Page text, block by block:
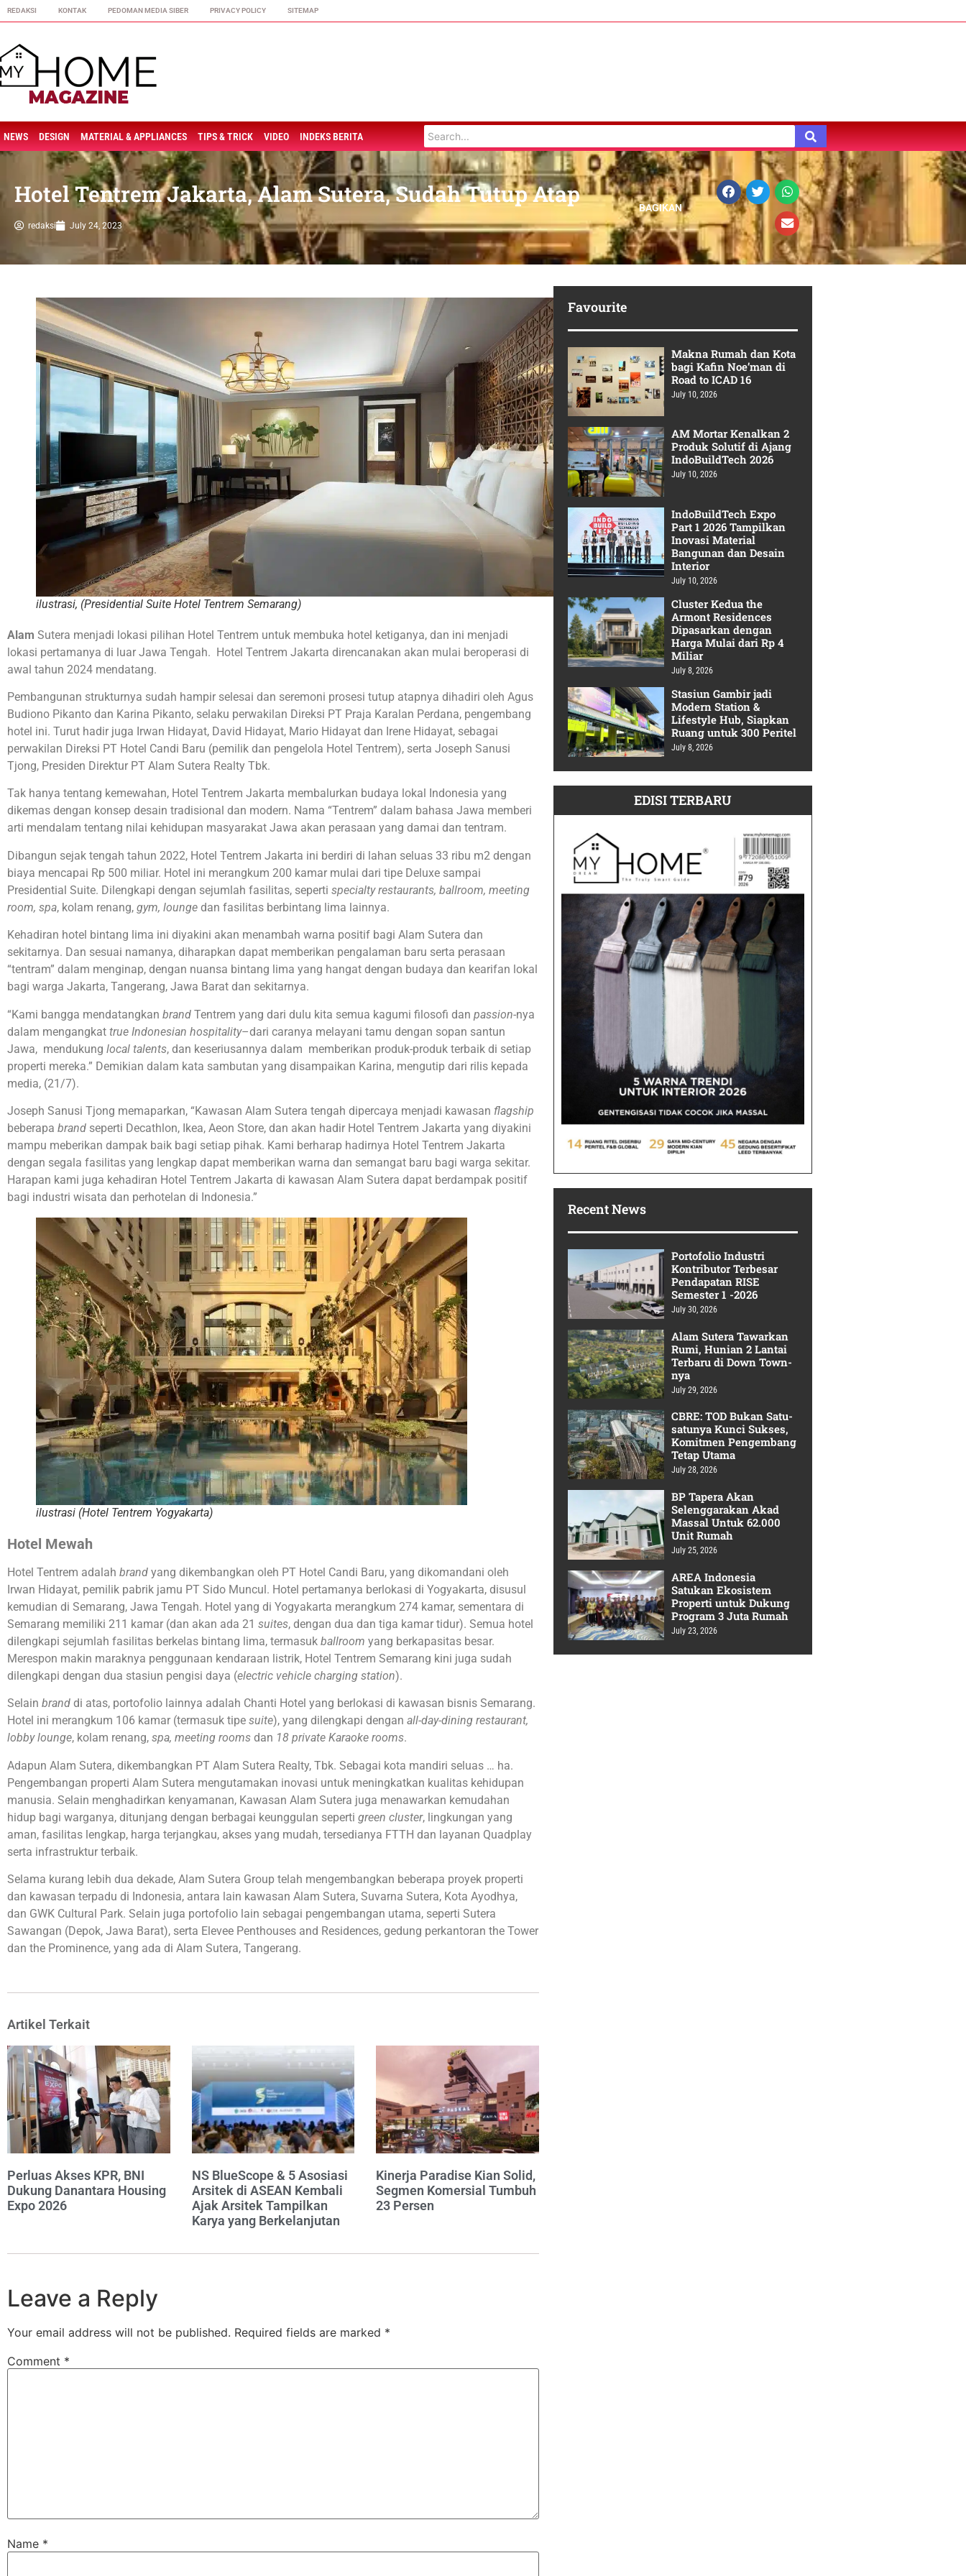
REDAKSI KONTAK PEDOMAN MEDIA SIBER PRIVACY POLICY SITEMAP
NEWS DESIGN MATERIAL & APPLIANCES TIPS & TRICK VIDEO INDEKS BERITA
Hotel Tentrem Jakarta, Alam Sutera, Sudah Tutup Atap
redaksi July 24, 2023
BAGIKAN
ilustrasi, (Presidential Suite Hotel Tentrem Semarang)
Alam Sutera menjadi lokasi pilihan Hotel Tentrem untuk membuka hotel ketiganya, dan ini menjadi
lokasi pertamanya di luar Jawa Tengah. Hotel Tentrem Jakarta direncanakan akan mulai beroperasi di
awal tahun 2024 mendatang.
Pembangunan strukturnya sudah hampir selesai dan seremoni prosesi tutup atapnya dihadiri oleh Agus
Budiono Pikanto dan Karina Pikanto, selaku perwakilan Direksi PT Praja Karalan Perdana, pengembang
hotel ini. Turut hadir juga Irwan Hidayat, David Hidayat, Mario Hidayat dan Irene Hidayat, sebagai
perwakilan Direksi PT Hotel Candi Baru (pemilik dan pengelola Hotel Tentrem), serta Joseph Sanusi
Tjong, Presiden Direktur PT Alam Sutera Realty Tbk.
Tak hanya tentang kemewahan, Hotel Tentrem Jakarta membalurkan budaya lokal Indonesia yang
dikemas dengan konsep desain tradisional dan modern. Nama “Tentrem” dalam bahasa Jawa memberi
arti mendalam tentang nilai kehidupan masyarakat Jawa akan perasaan yang damai dan tentram.
Dibangun sejak tengah tahun 2022, Hotel Tentrem Jakarta ini berdiri di lahan seluas 33 ribu m2 dengan
biaya mencapai Rp 500 miliar. Hotel ini merangkum 200 kamar mulai dari tipe Deluxe sampai
Presidential Suite. Dilengkapi dengan sejumlah fasilitas, seperti specialty restaurants, ballroom, meeting
room, spa, kolam renang, gym, lounge dan fasilitas berbintang lima lainnya.
Kehadiran hotel bintang lima ini diyakini akan menambah warna positif bagi Alam Sutera dan
sekitarnya. Dan sesuai namanya, diharapkan dapat memberikan pengalaman baru serta perasaan
“tentram” dalam menginap, dengan nuansa bintang lima yang hangat dengan budaya dan kearifan lokal
bagi warga Jakarta, Tangerang, Jawa Barat dan sekitarnya.
“Kami bangga mendatangkan brand Tentrem yang dari dulu kita semua kagumi filosofi dan passion-nya
dalam mengangkat true Indonesian hospitality–dari caranya melayani tamu dengan sopan santun
Jawa, mendukung local talents, dan keseriusannya dalam memberikan produk-produk terbaik di setiap
properti mereka.” Demikian dalam kata sambutan yang disampaikan Karina, mengutip dari rilis kepada
media, (21/7).
Joseph Sanusi Tjong memaparkan, “Kawasan Alam Sutera tengah dipercaya menjadi kawasan flagship
beberapa brand seperti Decathlon, Ikea, Aeon Store, dan akan hadir Hotel Tentrem Jakarta yang diyakini
mampu meberikan dampak baik bagi setiap pihak. Kami berharap hadirnya Hotel Tentrem Jakarta
dengan segala fasilitas yang lengkap dapat memberikan warna dan semangat baru bagi warga sekitar.
Harapan kami juga kehadiran Hotel Tentrem Jakarta di kawasan Alam Sutera dapat berdampak positif
bagi industri wisata dan perhotelan di Indonesia.”
ilustrasi (Hotel Tentrem Yogyakarta)
Hotel Mewah
Hotel Tentrem adalah brand yang dikembangkan oleh PT Hotel Candi Baru, yang dikomandani oleh
Irwan Hidayat, pemilik pabrik jamu PT Sido Muncul. Hotel pertamanya berlokasi di Yogyakarta, disusul
kemudian di Semarang, Jawa Tengah. Hotel yang di Yogyakarta merangkum 274 kamar, sementara di
Semarang memiliki 211 kamar (dan akan ada 21 suites, dengan dua dan tiga kamar tidur). Semua hotel
dilengkapi sejumlah fasilitas berkelas bintang lima, termasuk ballroom yang berkapasitas besar.
Merespon makin maraknya penggunaan kendaraan listrik, Hotel Tentrem Semarang kini juga sudah
dilengkapi dengan dua stasiun pengisi daya (electric vehicle charging station).
Selain brand di atas, portofolio lainnya adalah Chanti Hotel yang berlokasi di kawasan bisnis Semarang.
Hotel ini merangkum 106 kamar (termasuk tipe suite), yang dilengkapi dengan all-day-dining restaurant,
lobby lounge, kolam renang, spa, meeting rooms dan 18 private Karaoke rooms.
Adapun Alam Sutera, dikembangkan PT Alam Sutera Realty, Tbk. Sebagai kota mandiri seluas … ha.
Pengembangan properti Alam Sutera mengutamakan inovasi untuk meningkatkan kualitas kehidupan
manusia. Selain menghadirkan kenyamanan, Kawasan Alam Sutera juga menawarkan kemudahan
hidup bagi warganya, ditunjang dengan berbagai keunggulan seperti green cluster, lingkungan yang
aman, fasilitas lengkap, harga terjangkau, akses yang mudah, tersedianya FTTH dan layanan Quadplay
serta infrastruktur terbaik.
Selama kurang lebih dua dekade, Alam Sutera Group telah mengembangkan beberapa proyek properti
dan kawasan terpadu di Indonesia, antara lain kawasan Alam Sutera, Suvarna Sutera, Kota Ayodhya,
dan GWK Cultural Park. Selain juga portofolio lain sebagai pengembangan utama, seperti Sutera
Sawangan (Depok, Jawa Barat), serta Elevee Penthouses and Residences, gedung perkantoran the Tower
dan the Prominence, yang ada di Alam Sutera, Tangerang.
Artikel Terkait
Perluas Akses KPR, BNI
Dukung Danantara Housing
Expo 2026
NS BlueScope & 5 Asosiasi
Arsitek di ASEAN Kembali
Ajak Arsitek Tampilkan
Karya yang Berkelanjutan
Kinerja Paradise Kian Solid,
Segmen Komersial Tumbuh
23 Persen
Leave a Reply
Your email address will not be published. Required fields are marked *
Comment *
Name *
Favourite
Makna Rumah dan Kota
bagi Kafin Noe’man di
Road to ICAD 16
July 10, 2026
AM Mortar Kenalkan 2
Produk Solutif di Ajang
IndoBuildTech 2026
July 10, 2026
IndoBuildTech Expo
Part 1 2026 Tampilkan
Inovasi Material
Bangunan dan Desain
Interior
July 10, 2026
Cluster Kedua the
Armont Residences
Dipasarkan dengan
Harga Mulai dari Rp 4
Miliar
July 8, 2026
Stasiun Gambir jadi
Modern Station &
Lifestyle Hub, Siapkan
Ruang untuk 300 Peritel
July 8, 2026
EDISI TERBARU
Recent News
Portofolio Industri
Kontributor Terbesar
Pendapatan RISE
Semester 1 -2026
July 30, 2026
Alam Sutera Tawarkan
Rumi, Hunian 2 Lantai
Terbaru di Down Town-
nya
July 29, 2026
CBRE: TOD Bukan Satu-
satunya Kunci Sukses,
Komitmen Pengembang
Tetap Utama
July 28, 2026
BP Tapera Akan
Selenggarakan Akad
Massal Untuk 62.000
Unit Rumah
July 25, 2026
AREA Indonesia
Satukan Ekosistem
Properti untuk Dukung
Program 3 Juta Rumah
July 23, 2026